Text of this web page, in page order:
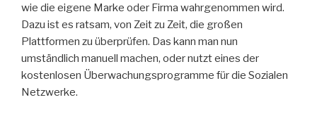
wie die eigene Marke oder Firma wahrgenommen wird.
Dazu ist es ratsam, von Zeit zu Zeit, die großen
Plattformen zu überprüfen. Das kann man nun
umständlich manuell machen, oder nutzt eines der
kostenlosen Überwachungsprogramme für die Sozialen
Netzwerke.